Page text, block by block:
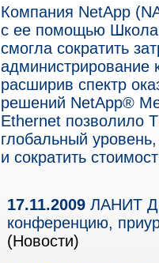
Компания NetApp
с ее помощью Школа
смогла сократить
администрирование
расширив спектр
решений NetApp®
Ethernet позволило
глобальный
и сократить
17.11.2009 ЛАНИТ
конференцию,
(Новости)